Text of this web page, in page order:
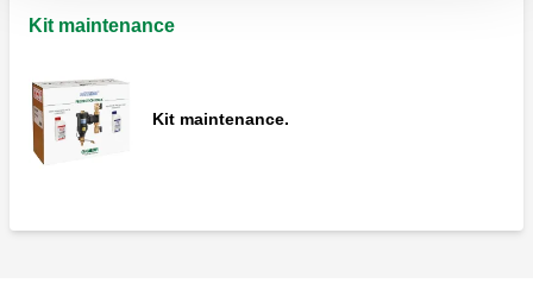
Kit maintenance
Kit maintenance.